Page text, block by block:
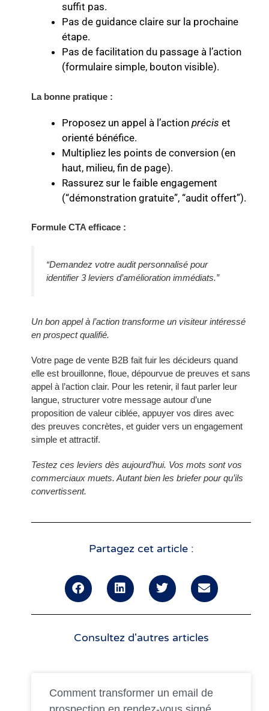
suffit pas.
Pas de guidance claire sur la prochaine
étape.
Pas de facilitation du passage à l’action
(formulaire simple, bouton visible).
La bonne pratique :
Proposez un appel à l’actionprécis et
orienté bénéfice.
Multipliez les points de conversion (en
haut, milieu, fin de page).
Rassurez sur le faible engagement
(“démonstration gratuite”, “audit offert”).
Formule CTA efficace :
“Demandez votre audit personnalisé pour
identifier 3 leviers d’amélioration immédiats.”
Un bon appel à l’action transforme un visiteur intéressé
en prospect qualifié.
Votre page de vente B2B fait fuir les décideurs quand
elle est brouillonne, floue, dépourvue de preuves et sans
appel à l’action clair. Pour les retenir, il faut parler leur
langue, structurer votre message autour d’une
proposition de valeur ciblée, appuyer vos dires avec
des preuves concrètes, et guider vers un engagement
simple et attractif.
Testez ces leviers dès aujourd’hui. Vos mots sont vos
commerciaux muets. Autant bien les briefer pour qu’ils
convertissent.
Partagez cet article :
Consultez d'autres articles
Comment transformer un email de